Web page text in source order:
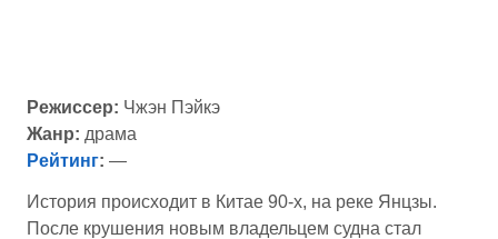
Режиссер: Чжэн Пэйкэ
Жанр: драма
Рейтинг: —
История происходит в Китае 90-х, на реке Янцзы.
После крушения новым владельцем судна стал